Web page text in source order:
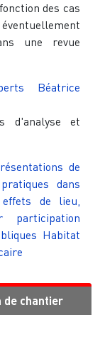
des cas
une revue
Béatrice
d'analyse et
de
dans
de lieu,
participation
Habitat
de chantier